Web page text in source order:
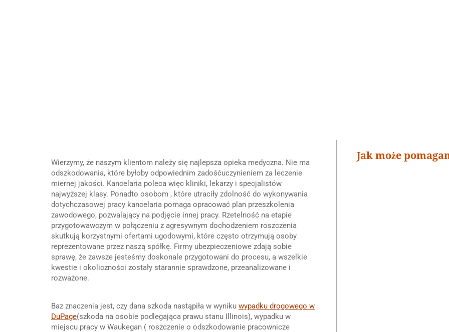
Wierzymy, że naszym klientom należy się najlepsza opieka medyczna. Nie ma
odszkodowania, które byłoby odpowiednim zadośćuczynieniem za leczenie
miernej jakości. Kancelaria poleca więc kliniki, lekarzy i specjalistów
najwyższej klasy. Ponadto osobom , które utraciły zdolność do wykonywania
dotychczasowej pracy kancelaria pomaga opracować plan przeszkolenia
zawodowego, pozwalający na podjęcie innej pracy. Rzetelność na etapie
przygotowawczym w połączeniu z agresywnym dochodzeniem roszczenia
skutkują korzystnymi ofertami ugodowymi, które często otrzymują osoby
reprezentowane przez naszą spółkę. Firmy ubezpieczeniowe zdają sobie
sprawę, że zawsze jesteśmy doskonale przygotowani do procesu, a wszelkie
kwestie i okoliczności zostały starannie sprawdzone, przeanalizowane i
rozważone.
Baz znaczenia jest, czy dana szkoda nastąpiła w wyniku wypadku drogowego w
DuPage(szkoda na osobie podlegająca prawu stanu Illinois), wypadku w
miejscu pracy w Waukegan ( roszczenie o odszkodowanie pracownicze
Jak może